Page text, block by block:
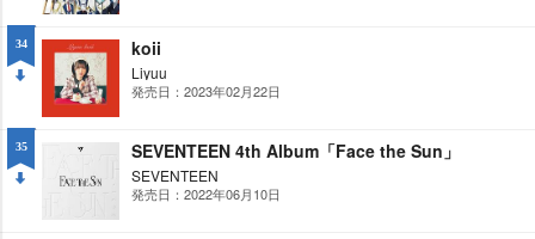
W
34
WN
koii
Liyuu
発売日：2023年02月22日
35 SEVENTEEN 4th Album「Face the Sun」
SEVENTEEN
発売日：2022年06月10日